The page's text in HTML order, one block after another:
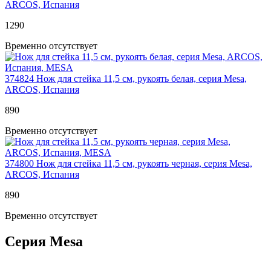
ARCOS, Испания
1 290
Временно отсутствует
374824 Нож для стейка 11,5 см, рукоять белая, серия Mesa,
ARCOS, Испания
890
Временно отсутствует
374800 Нож для стейка 11,5 см, рукоять черная, серия Mesa,
ARCOS, Испания
890
Временно отсутствует
Серия Mesa